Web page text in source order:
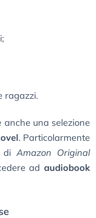
ragazzi.
anche una selezione
. Particolarmente
di Amazon Original
ad audiobook